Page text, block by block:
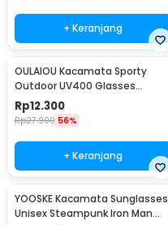
+ Keranjang
OULAIOU Kacamata Sporty
Outdoor UV400 Glasses
Silicone Frame - 9837
Rp12.300
Rp27.900 56%
+ Keranjang
YOOSKE Kacamata Sunglasses
Unisex Steampunk Iron Man